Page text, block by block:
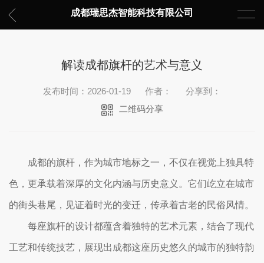
成都瑞思杰智能科技有限公司
解读成都旗杆的艺术与意义
发布时间：2026-01-19 作者：
分享到：
二维码分享
成都的旗杆，作为城市地标之一，不仅在视觉上独具特
色，更承载着深厚的文化内涵与历史意义。它们屹立在城市
的街头巷尾，见证着时光的变迁，传承着古老的民俗风情。
每座旗杆的设计都蕴含着独特的艺术元素，结合了现代
工艺和传统技艺，展现出成都这座历史悠久的城市的独特韵